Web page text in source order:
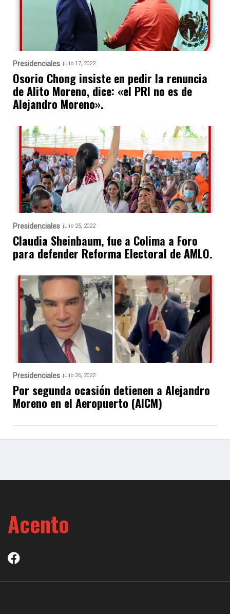
Presidenciales julio 17, 2022
Osorio Chong insiste en pedir la renuncia
de Alito Moreno, dice: «el PRI no es de
Alejandro Moreno».
Presidenciales julio 25, 2022
Claudia Sheinbaum, fue a Colima a Foro
para defender Reforma Electoral de AMLO.
Presidenciales julio 26, 2022
Por segunda ocasión detienen a Alejandro
Moreno en el Aeropuerto (AICM)
Acento